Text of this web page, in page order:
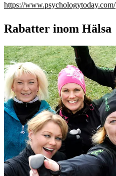
https://www.psychologytoday.com/
Rabatter inom Hälsa